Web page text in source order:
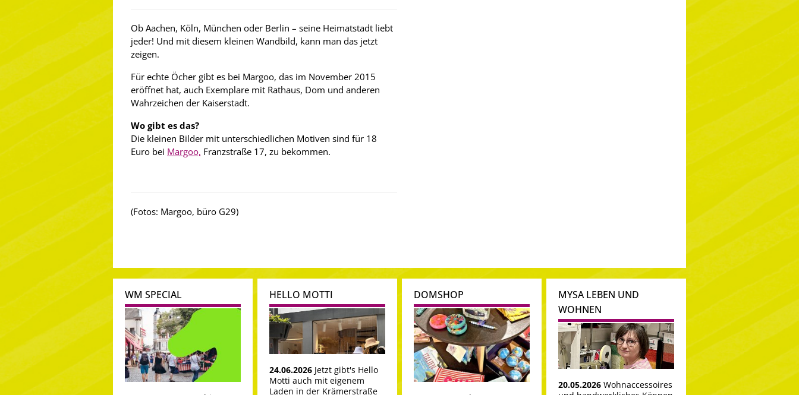
Ob Aachen, Köln, München oder Berlin – seine Heimatstadt liebt
jeder! Und mit diesem kleinen Wandbild, kann man das jetzt
zeigen.
Für echte Öcher gibt es bei Margoo, das im November 2015
eröffnet hat, auch Exemplare mit Rathaus, Dom und anderen
Wahrzeichen der Kaiserstadt.
Wo gibt es das?
Die kleinen Bilder mit unterschiedlichen Motiven sind für 18
Euro bei Margoo, Franzstraße 17, zu bekommen.
(Fotos: Margoo, büro G29)
WM SPECIAL HELLO MOTTI
24.06.2026 Jetzt gibt's Hello
Motti auch mit eigenem
Laden in der Krämerstraße
DOMSHOP
MYSA LEBEN UND
WOHNEN
20.05.2026 Wohnaccessoires